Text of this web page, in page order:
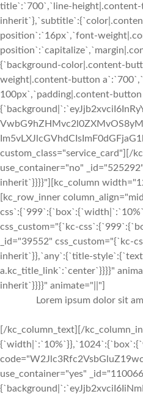
title`:`700`,`line-
position`:`16px`,`font-
{`background-color|.content-
weight|.content-button
100px`,`padding|.content-
custom_class="service_card"][/
use_container="no"
inherit`}}}}"][kc_column
[kc_row_inner
css_custom="{`kc-
_id="39552"
inherit`}},`any`:{`title-
a.kc_title_link`:`center`}}}}"
inherit`}}}}" animate="||"]
Lorem ipsum dolor sit
[/kc_column_text][/
use_container="yes"